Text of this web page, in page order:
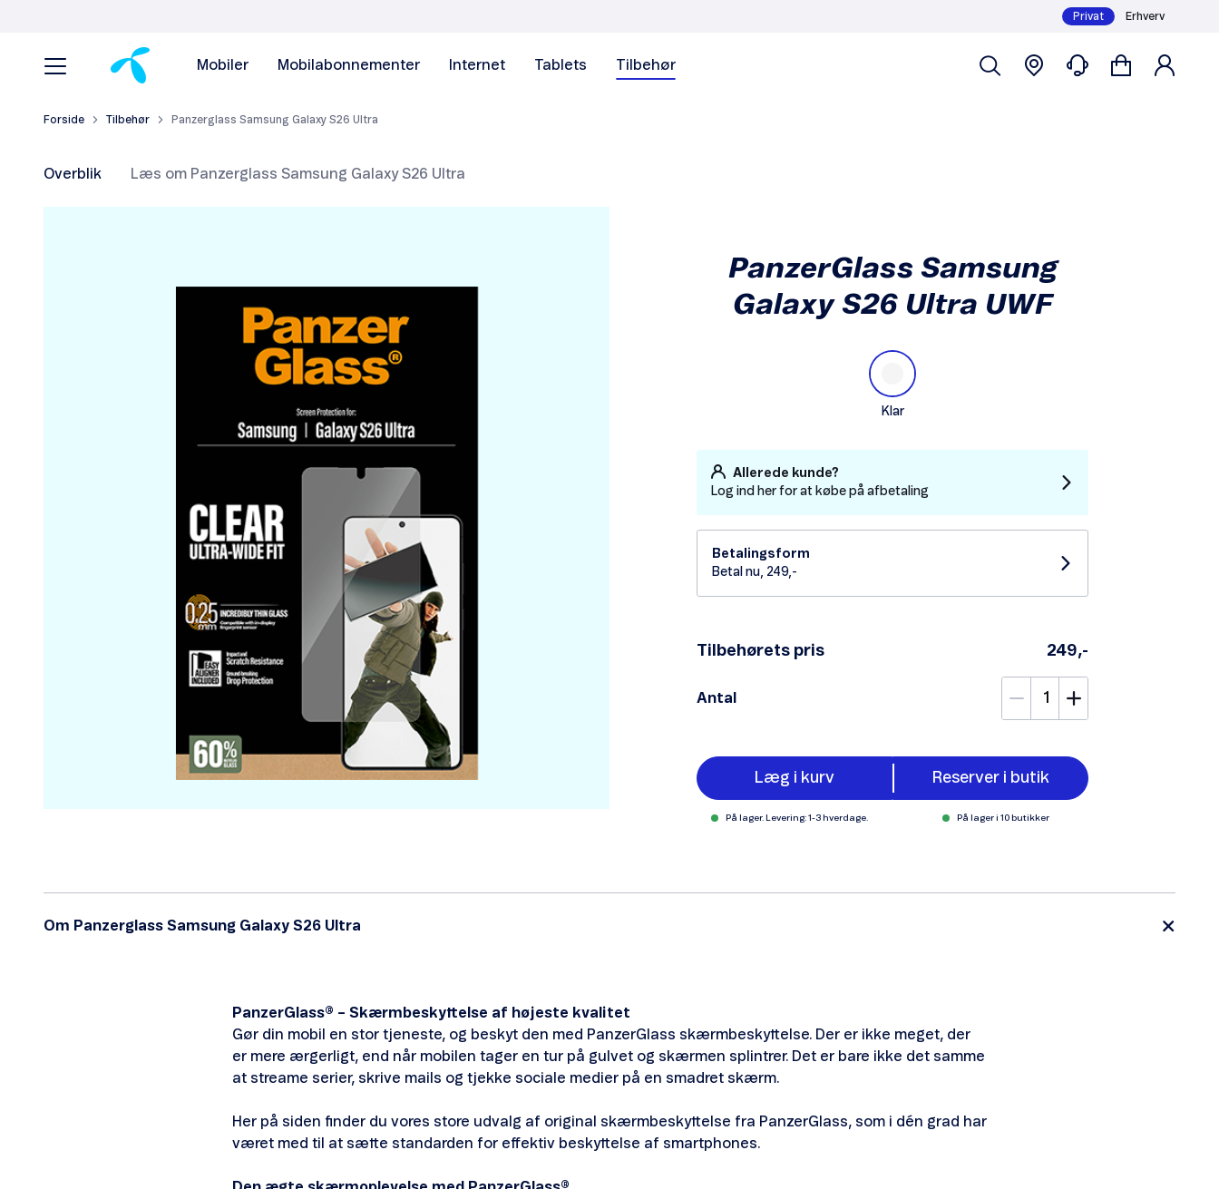
Privat Erhverv
Mobiler Mobilabonnementer Internet Tablets Tilbehør
Forside Tilbehør Panzerglass Samsung Galaxy S26 Ultra
Overblik Læs om Panzerglass Samsung Galaxy S26 Ultra
PanzerGlass Samsung
Galaxy S26 Ultra UWF
Klar
Allerede kunde?
Log ind her for at købe på afbetaling
Betalingsform
Betal nu, 249,-
Tilbehørets pris 249,-
Antal
Læg i kurv Reserver i butik
På lager. Levering: 1-3 hverdage. På lager i 10 butikker
Om Panzerglass Samsung Galaxy S26 Ultra
PanzerGlass® – Skærmbeskyttelse af højeste kvalitet
Gør din mobil en stor tjeneste, og beskyt den med PanzerGlass skærmbeskyttelse. Der er ikke meget, der
er mere ærgerligt, end når mobilen tager en tur på gulvet og skærmen splintrer. Det er bare ikke det samme
at streame serier, skrive mails og tjekke sociale medier på en smadret skærm.
Her på siden finder du vores store udvalg af original skærmbeskyttelse fra PanzerGlass, som i dén grad har
været med til at sætte standarden for effektiv beskyttelse af smartphones.